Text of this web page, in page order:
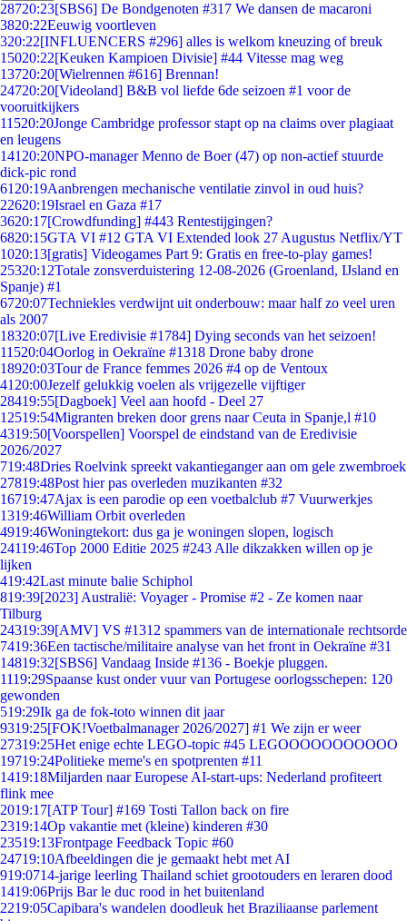
28720:23[SBS6] De Bondgenoten #317 We dansen de macaroni
3820:22Eeuwig voortleven
320:22[INFLUENCERS #296] alles is welkom kneuzing of breuk
15020:22[Keuken Kampioen Divisie] #44 Vitesse mag weg
13720:20[Wielrennen #616] Brennan!
24720:20[Videoland] B&B vol liefde 6de seizoen #1 voor de
vooruitkijkers
11520:20Jonge Cambridge professor stapt op na claims over plagiaat
en leugens
141 20:20NPO-manager Menno de Boer (47) op non-actief stuurde
dick-pic rond
61 20:19Aanbrengen mechanische ventilatie zinvol in oud huis?
22620:19Israel en Gaza #17
3620:17[Crowdfunding] #443 Rentestijgingen?
6820:15GTA VI #12 GTA VI Extended look 27 Augustus Netflix/YT
1020:13[gratis] Videogames Part 9: Gratis en free-to-play games!
25320:12Totale zonsverduistering 12-08-2026 (Groenland, IJsland en
Spanje) #1
6720:07Techniekles verdwijnt uit onderbouw: maar half zo veel uren
als 2007
18320:07[Live Eredivisie #1784] Dying seconds van het seizoen!
11520:04Oorlog in Oekraïne #1318 Drone baby drone
18920:03Tour de France femmes 2026 #4 op de Ventoux
41 20:00Jezelf gelukkig voelen als vrijgezelle vijftiger
28419:55[Dagboek] Veel aan hoofd - Deel 27
12519:54Migranten breken door grens naar Ceuta in Spanje,l #10
4319:50[Voorspellen] Voorspel de eindstand van de Eredivisie
2026/2027
719:48Dries Roelvink spreekt vakantieganger aan om gele zwembroek
27819:48Post hier pas overleden muzikanten #32
16719:47Ajax is een parodie op een voetbalclub #7 Vuurwerkjes
1319:46William Orbit overleden
4919:46Woningtekort: dus ga je woningen slopen, logisch
24119:46Top 2000 Editie 2025 #243 Alle dikzakken willen op je
lijken
419:42Last minute balie Schiphol
819:39[2023] Australië: Voyager - Promise #2 - Ze komen naar
Tilburg
24319:39[AMV] VS #1312 spammers van de internationale rechtsorde
7419:36Een tactische/militaire analyse van het front in Oekraïne #31
14819:32[SBS6] Vandaag Inside #136 - Boekje pluggen.
1119:29Spaanse kust onder vuur van Portugese oorlogsschepen: 120
gewonden
519:29Ik ga de fok-toto winnen dit jaar
9319:25[FOK!Voetbalmanager 2026/2027] #1 We zijn er weer
27319:25Het enige echte LEGO-topic #45 LEGOOOOOOOOOOO
19719:24Politieke meme's en spotprenten #11
1419:18Miljarden naar Europese AI-start-ups: Nederland profiteert
flink mee
2019:17[ATP Tour] #169 Tosti Tallon back on fire
2319:14Op vakantie met (kleine) kinderen #30
23519:13Frontpage Feedback Topic #60
24719:10Afbeeldingen die je gemaakt hebt met AI
919:0714-jarige leerling Thailand schiet grootouders en leraren dood
1419:06Prijs Bar le duc rood in het buitenland
2219:05Capibara's wandelen doodleuk het Braziliaanse parlement